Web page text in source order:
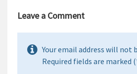
Leave a Comment
Your email address will not
Required fields are marked